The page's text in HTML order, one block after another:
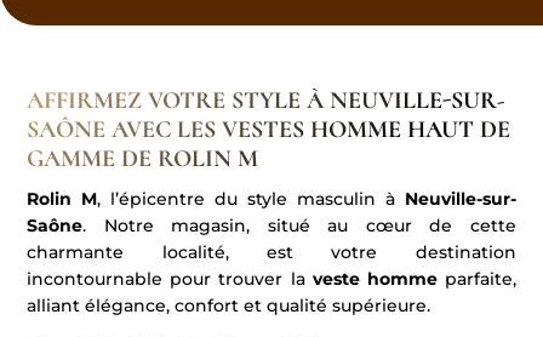
AFFIRMEZ VOTRE STYLE À NEUVILLE-SUR-
SAÔNE AVEC LES VESTES HOMME HAUT DE
GAMME DE ROLIN M
Rolin M, l’épicentre du style masculin à Neuville-sur-
Saône. Notre magasin, situé au cœur de cette
charmante localité, est votre destination
incontournable pour trouver la veste hommeparfaite,
alliant élégance, confort et qualité supérieure.